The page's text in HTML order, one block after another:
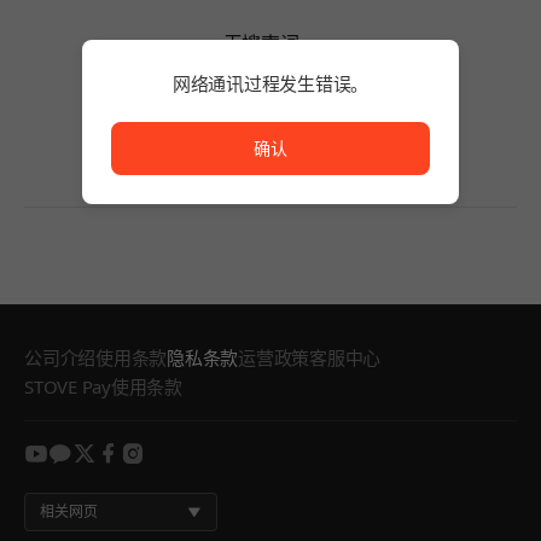
无搜索词。
请缩短搜索词的字数或变更筛选条件。
公司介绍使用条款隐私条款运营政策客服中心
STOVE Pay使用条款
youtube
kakao
twitter
facebook
instagram
相关网页
网络通讯过程发生错误。
确认